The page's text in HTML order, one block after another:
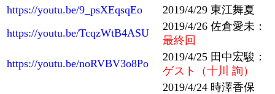
https://youtu.be/9_psXEqsqEo
2019/4/29 東江舞夏
https://youtu.be/TcqzWtB4ASU
2019/4/26 佐倉愛未：
最終回
https://youtu.be/noRVBV3o8Po
2019/4/25 田中宏駿：
ゲスト（十川 詢）
2019/4/24 時澤香保